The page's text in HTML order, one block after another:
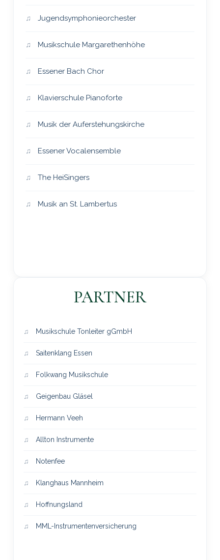
Jugendsymphonieorchester
Musikschule Margarethenhöhe
Essener Bach Chor
Klavierschule Pianoforte
Musik der Auferstehungskirche
Essener Vocalensemble
The HeiSingers
Musik an St. Lambertus
PARTNER
Musikschule Tonleiter gGmbH
Saitenklang Essen
Folkwang Musikschule
Geigenbau Gläsel
Hermann Veeh
Allton Instrumente
Notenfee
Klanghaus Mannheim
Hoffnungsland
MML-Instrumentenversicherung